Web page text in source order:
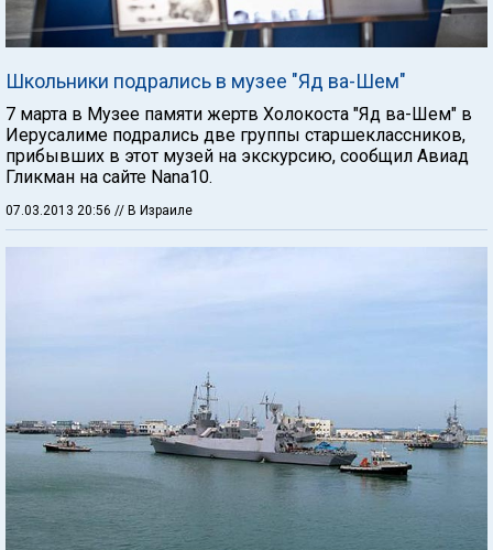
Школьники подрались в музее "Яд ва-Шем"
7 марта в Музее памяти жертв Холокоста "Яд ва-Шем" в
Иерусалиме подрались две группы старшеклассников,
прибывших в этот музей на экскурсию, сообщил Авиад
Гликман на сайте Nana10.
07.03.2013 20:56 // В Израиле